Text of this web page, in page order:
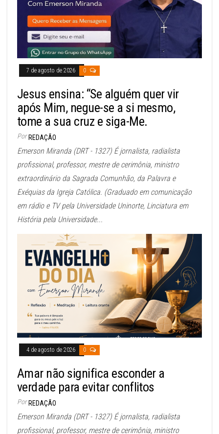
7 de agosto de 2026 0
Jesus ensina: “Se alguém quer vir
após Mim, negue-se a si mesmo,
tome a sua cruz e siga-Me.
Por REDAÇÃO
Emerson Miranda (DRT - 1327) É jornalista, radialista
profissional, professor, mestre de cerimônia, ministro
extraordinário da Sagrada Comunhão, da Palavra e
Exéquias da Igreja Católica. (Graduado em comunicação
em rádio e TV pela Universidade Uninorte, Linciatura em
História pela Universidade...
4 de agosto de 2026 0
Amar não significa esconder a
verdade para evitar conflitos
Por REDAÇÃO
Emerson Miranda (DRT - 1327) É jornalista, radialista
profissional, professor, mestre de cerimônia, ministro